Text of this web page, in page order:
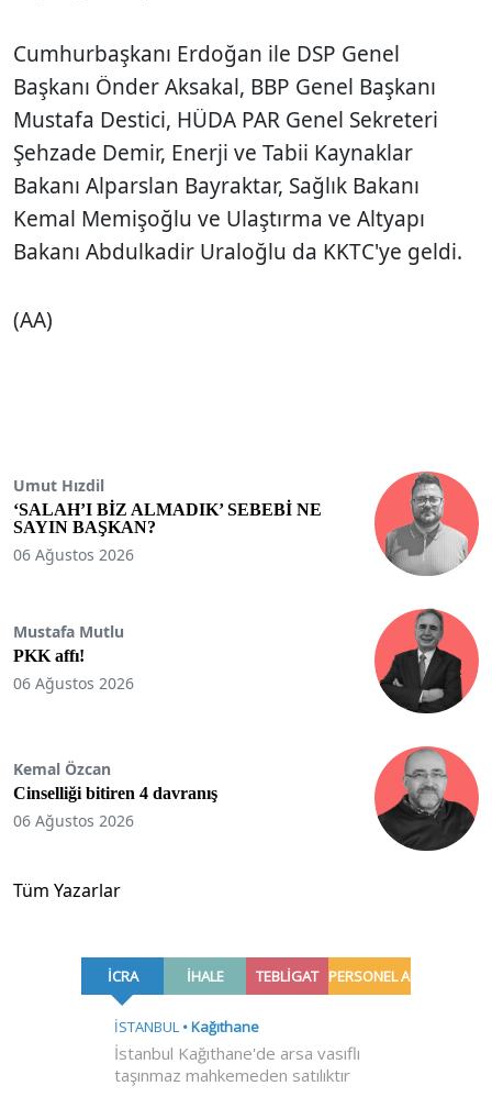
Cumhurbaşkanı Erdoğan ile DSP Genel
Başkanı Önder Aksakal, BBP Genel Başkanı
Mustafa Destici, HÜDA PAR Genel Sekreteri
Şehzade Demir, Enerji ve Tabii Kaynaklar
Bakanı Alparslan Bayraktar, Sağlık Bakanı
Kemal Memişoğlu ve Ulaştırma ve Altyapı
Bakanı Abdulkadir Uraloğlu da KKTC'ye geldi.
(AA)
Umut Hızdil
‘SALAH’I BİZ ALMADIK’ SEBEBİ NE
SAYIN BAŞKAN?
06 Ağustos 2026
Mustafa Mutlu
PKK affı!
06 Ağustos 2026
Kemal Özcan
Cinselliği bitiren 4 davranış
06 Ağustos 2026
Tüm Yazarlar